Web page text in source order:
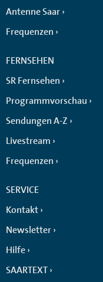
Antenne Saar
Frequenzen
FERNSEHEN
SR Fernsehen
Programmvorschau
Sendungen A-Z
Livestream
Frequenzen
SERVICE
Kontakt
Newsletter
Hilfe
SAARTEXT